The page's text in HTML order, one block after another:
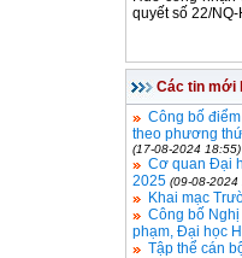
quyết số 22/
Các tin mới
Công bố
theo phương
(17-08-2024 18:55)
Cơ quan Đại
2025 (09-08-2024
Khai mạc
Công bố
phạm, Đại học
Tập thể cán